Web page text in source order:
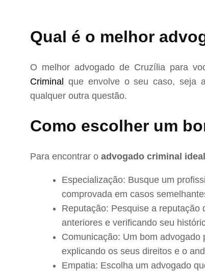
Qual é o melhor
O melhor advogado de Cruzília para
Criminal que envolve o seu caso, seja
qualquer outra questão.
Como escolher um
Para encontrar o advogado criminal
Especialização: Busque um
comprovada em casos
Reputação: Pesquise a
anteriores e verificando seu
Comunicação: Um bom
explicando os seus direitos e o
Empatia: Escolha um advogado